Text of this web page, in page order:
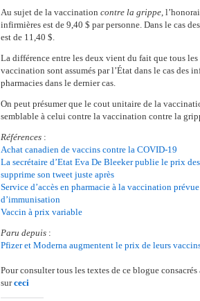
Au sujet de la vaccination contre la grippe,
infirmières est de 9,40 $ par personne. Dans le cas
est de 11,40 $.
La différence entre les deux vient du fait que tous
vaccination sont assumés par l’État dans le cas des
pharmacies dans le dernier cas.
On peut présumer que le cout unitaire de la
semblable à celui contre la vaccination contre la
Références :
Achat canadien de vaccins contre la COVID-19
La secrétaire d’Etat Eva De Bleeker publie le prix
supprime son tweet juste après
Service d’accès en pharmacie à la vaccination
d’immunisation
Vaccin à prix variable
Paru depuis :
Pfizer et Moderna augmentent le prix de leurs
Pour consulter tous les textes de ce blogue
surceci